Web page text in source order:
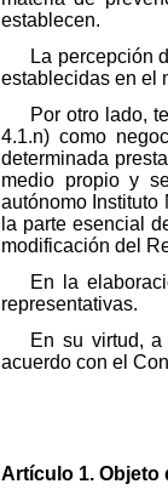
establecen.
La percepción
establecidas en el
Por otro lado,
4.1.n) como
determinada
medio propio y
autónomo
la parte esencial
modificación del
En la
representativas.
En su virtud,
acuerdo con el
Artículo 1. Objeto